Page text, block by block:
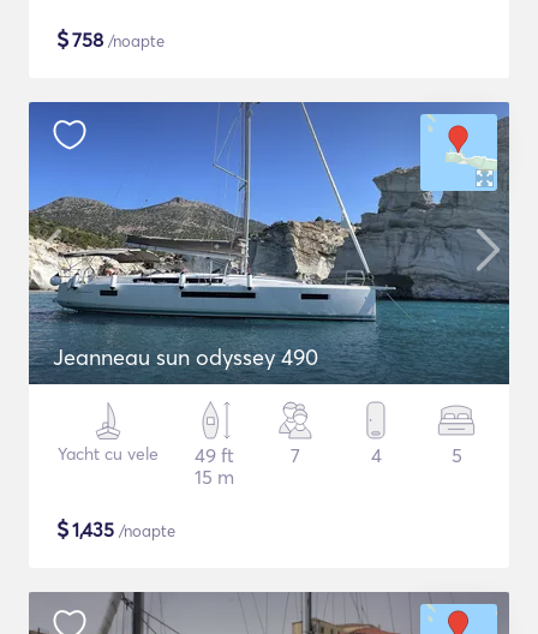
$758 /noapte
Jeanneau sun odyssey 490
Yacht cu vele
49 ft
15 m
7 4 5
$1,435 /noapte